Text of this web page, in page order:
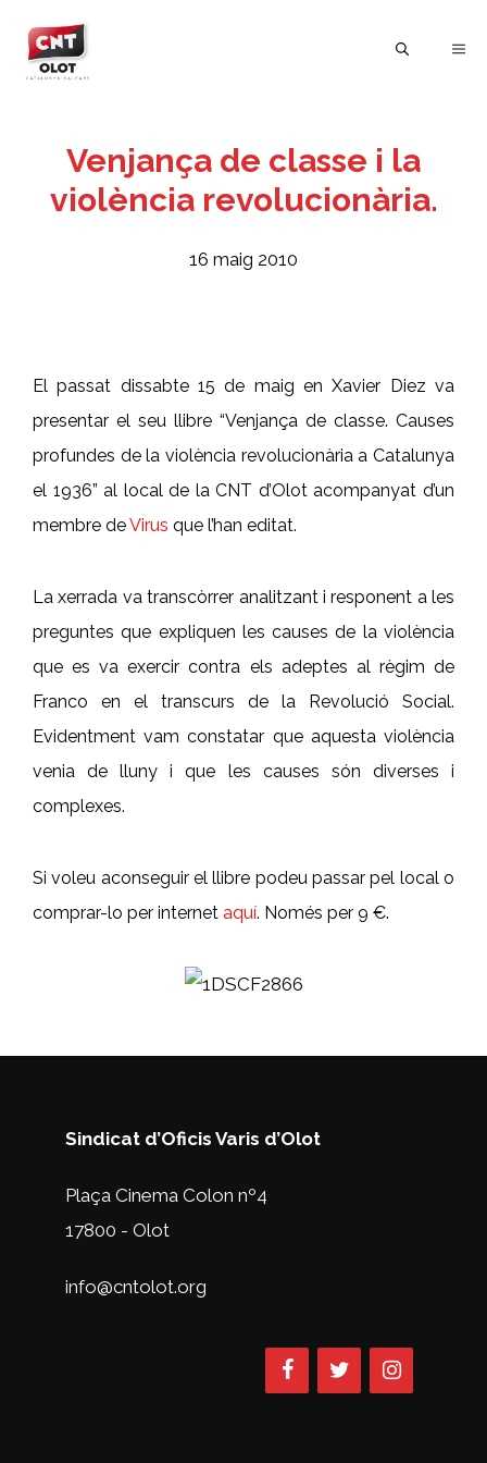
contingut
Venjança de classe i la
violència revolucionària.
16 maig 2010
El passat dissabte 15 de maig en Xavier Diez va
presentar el seu llibre “Venjança de classe. Causes
profundes de la violència revolucionària a Catalunya
el 1936” al local de la CNT d’Olot acompanyat d’un
membre deVirus que l’han editat.
La xerrada va transcòrrer analitzant i responent a les
preguntes que expliquen les causes de la violència
que es va exercir contra els adeptes al règim de
Franco en el transcurs de la Revolució Social.
Evidentment vam constatar que aquesta violència
venia de lluny i que les causes són diverses i
complexes.
Si voleu aconseguir el llibre podeu passar pel local o
comprar-lo per internet aquí. Només per 9 €.
Sindicat d’Oficis Varis d’Olot
Plaça Cinema Colon nº4
17800 - Olot
info@cntolot.org